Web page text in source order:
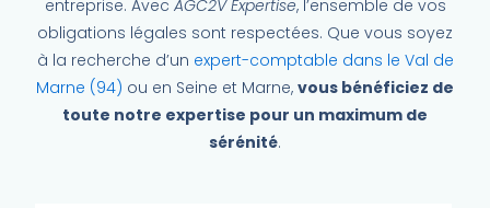
entreprise. Avec AGC2V Expertise, l’ensemble de vos
obligations légales sont respectées. Que vous soyez
à la recherche d’un expert-comptable dans le Val de
Marne (94) ou en Seine et Marne, vous bénéficiez de
toute notre expertise pour un maximum de
sérénité.